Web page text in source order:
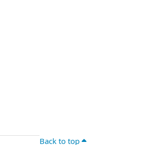
Back to top